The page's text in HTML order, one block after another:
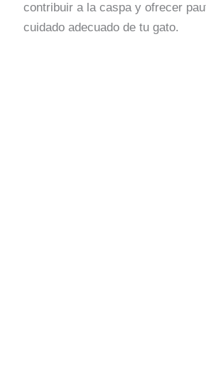
contribuir a la caspa y ofrecer
cuidado adecuado de tu gato.